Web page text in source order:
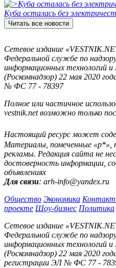
Куба осталась без
Читать все новости
Сетевое издание
Федеральной службе по
информационных технологий и
(Роскомнадзор) 22 мая 2020
№ ФС 77 - 78397
Полное или частичное
vestnik.net возможно только
Настоящий ресурс может
Материалы, помеченные «р*»,
рекламы. Редакция сайта не
достоверность информации,
объявлениях
Для связи: arh-info@yandex.ru
Общество Экономика
проекте Шоу-бизнес Политика
Сетевое издание
Федеральной службе по
информационных технологий и
(Роскомнадзор) 22 мая 2020
регистрации ЭЛ № ФС 77 -